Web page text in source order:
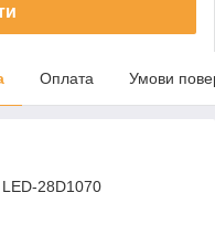
Оплата Умови
LED-28D1070